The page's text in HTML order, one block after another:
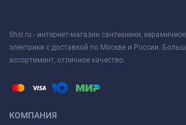
Shsl.ru - интернет-магазин сантехники,
электрики с доставкой по Москве и России.
ассортимент, отличное качество.
КОМПАНИЯ